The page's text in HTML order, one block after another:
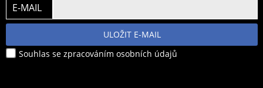
E-MAIL
ULOŽIT E-MAIL
Souhlas se zpracováním osobních údajů